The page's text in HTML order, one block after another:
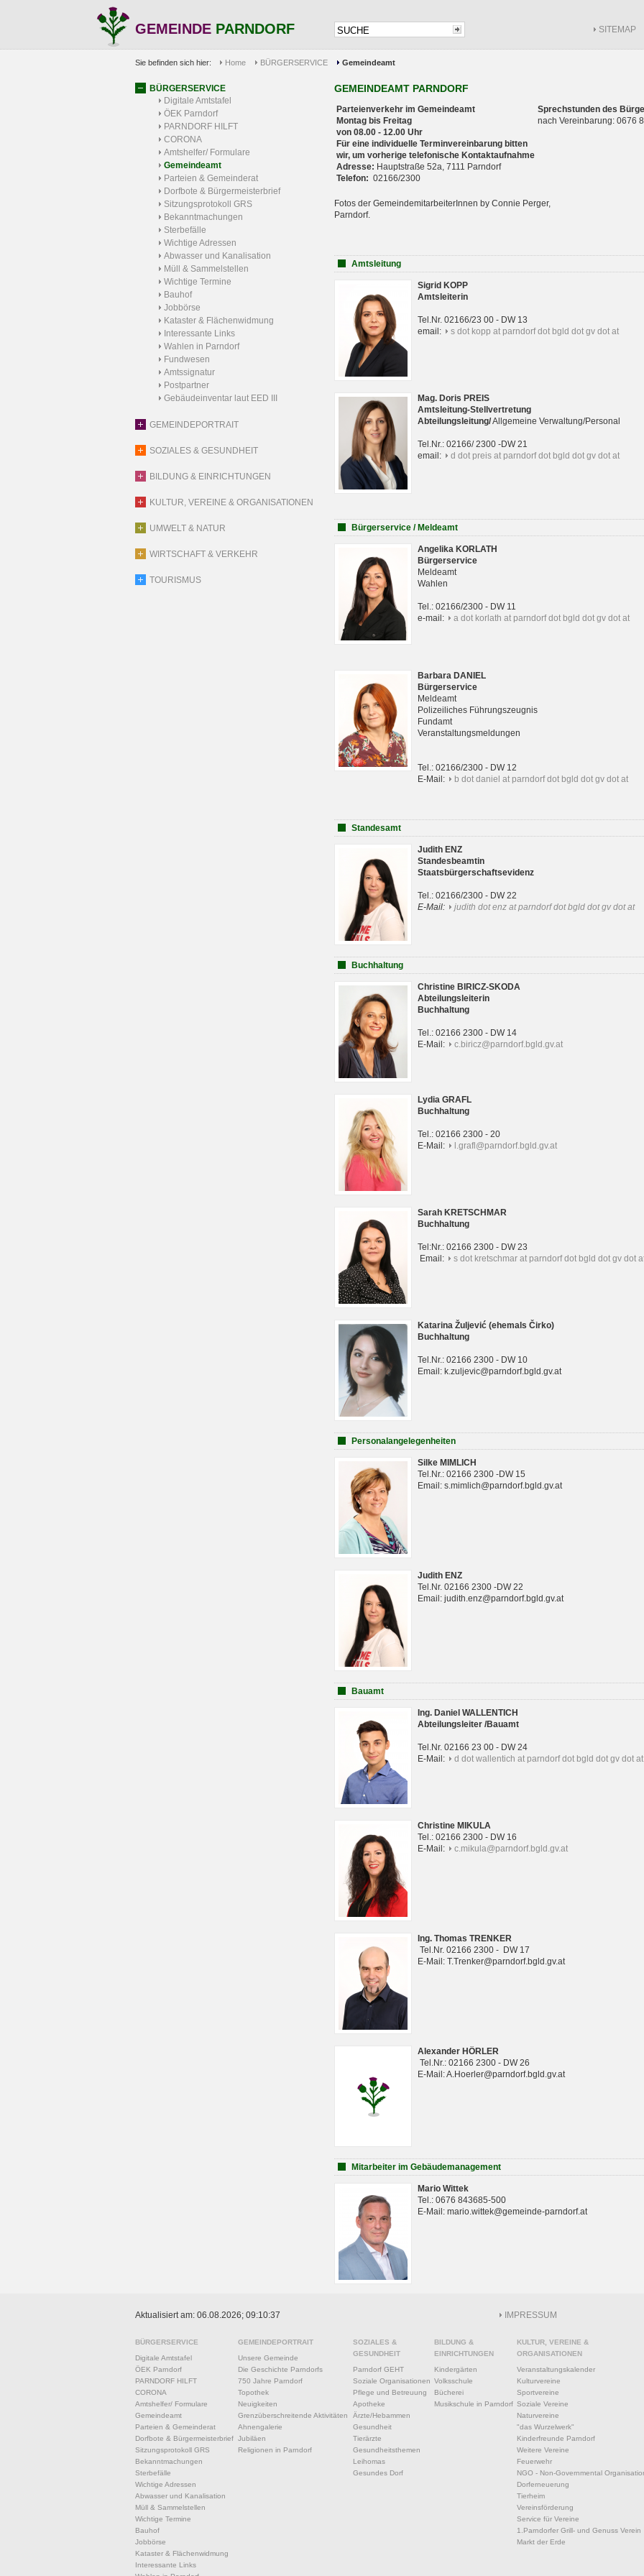
GEMEINDE PARNDORF SITEMAP
Sie befinden sich hier: Home BÜRGERSERVICE Gemeindeamt
BÜRGERSERVICE
Digitale Amtstafel
ÖEK Parndorf
PARNDORF HILFT
CORONA
Amtshelfer/ Formulare
Gemeindeamt
Parteien & Gemeinderat
Dorfbote & Bürgermeisterbrief
Sitzungsprotokoll GRS
Bekanntmachungen
Sterbefälle
Wichtige Adressen
Abwasser und Kanalisation
Müll & Sammelstellen
Wichtige Termine
Bauhof
Jobbörse
Kataster & Flächenwidmung
Interessante Links
Wahlen in Parndorf
Fundwesen
Amtssignatur
Postpartner
Gebäudeinventar laut EED III
GEMEINDEPORTRAIT
SOZIALES & GESUNDHEIT
BILDUNG & EINRICHTUNGEN
KULTUR, VEREINE & ORGANISATIONEN
UMWELT & NATUR
WIRTSCHAFT & VERKEHR
TOURISMUS
GEMEINDEAMT PARNDORF
Parteienverkehr im Gemeindeamt
Montag bis Freitag
von 08.00 - 12.00 Uhr
Für eine individuelle Terminvereinbarung bitten
wir, um vorherige telefonische Kontaktaufnahme
Adresse: Hauptstraße 52a, 7111 Parndorf
Telefon: 02166/2300
Sprechstunden des
nach Vereinbarung: 0676
Fotos der GemeindemitarbeiterInnen by Connie Perger,
Parndorf.
Amtsleitung
Sigrid KOPP
Amtsleiterin
Tel.Nr. 02166/23 00 - DW 13
email:
s dot kopp at parndorf dot bgld dot gv dot at
Mag. Doris PREIS
Amtsleitung-Stellvertretung
Abteilungsleitung/Allgemeine Verwaltung/Personal
Tel.Nr.: 02166/ 2300 -DW 21
email:
d dot preis at parndorf dot bgld dot gv dot at
Bürgerservice / Meldeamt
Angelika KORLATH
Bürgerservice
Meldeamt
Wahlen
Tel.: 02166/2300 - DW 11
e-mail:
a dot korlath at parndorf dot bgld dot gv dot at
Barbara DANIEL
Bürgerservice
Meldeamt
Polizeiliches Führungszeugnis
Fundamt
Veranstaltungsmeldungen
Tel.: 02166/2300 - DW 12
E-Mail:
b dot daniel at parndorf dot bgld dot gv dot at
Standesamt
Judith ENZ
Standesbeamtin
Staatsbürgerschaftsevidenz
Tel.: 02166/2300 - DW 22
E-Mail:
judith dot enz at parndorf dot bgld dot gv dot at
Buchhaltung
Christine BIRICZ-SKODA
Abteilungsleiterin
Buchhaltung
Tel.: 02166 2300 - DW 14
E-Mail:
c.biricz@parndorf.bgld.gv.at
Lydia GRAFL
Buchhaltung
Tel.: 02166 2300 - 20
E-Mail:
l.grafl@parndorf.bgld.gv.at
Sarah KRETSCHMAR
Buchhaltung
Tel:Nr.: 02166 2300 - DW 23
Email:
s dot kretschmar at parndorf dot bgld dot gv dot
Katarina Žuljević (ehemals Čirko)
Buchhaltung
Tel.Nr.: 02166 2300 - DW 10
Email: k.zuljevic@parndorf.bgld.gv.at
Personalangelegenheiten
Silke MIMLICH
Tel.Nr.: 02166 2300 -DW 15
Email: s.mimlich@parndorf.bgld.gv.at
Judith ENZ
Tel.Nr. 02166 2300 -DW 22
Email: judith.enz@parndorf.bgld.gv.at
Bauamt
Ing. Daniel WALLENTICH
Abteilungsleiter /Bauamt
Tel.Nr. 02166 23 00 - DW 24
E-Mail:
d dot wallentich at parndorf dot bgld dot gv dot at
Christine MIKULA
Tel.: 02166 2300 - DW 16
E-Mail:
c.mikula@parndorf.bgld.gv.at
Ing. Thomas TRENKER
Tel.Nr. 02166 2300 - DW 17
E-Mail: T.Trenker@parndorf.bgld.gv.at
Alexander HÖRLER
Tel.Nr.: 02166 2300 - DW 26
E-Mail: A.Hoerler@parndorf.bgld.gv.at
Mitarbeiter im Gebäudemanagement
Mario Wittek
Tel.: 0676 843685-500
E-Mail: mario.wittek@gemeinde-parndorf.at
Aktualisiert am: 06.08.2026; 09:10:37 IMPRESSUM
BÜRGERSERVICE
Digitale Amtstafel
ÖEK Parndorf
PARNDORF HILFT
CORONA
Amtshelfer/ Formulare
Gemeindeamt
Parteien & Gemeinderat
Dorfbote & Bürgermeisterbrief
Sitzungsprotokoll GRS
Bekanntmachungen
Sterbefälle
Wichtige Adressen
Abwasser und Kanalisation
Müll & Sammelstellen
Wichtige Termine
Bauhof
Jobbörse
Kataster & Flächenwidmung
Interessante Links
GEMEINDEPORTRAIT
Unsere Gemeinde
Die Geschichte Parndorfs
750 Jahre Parndorf
Topothek
Neuigkeiten
Grenzüberschreitende Aktivitäten
Ahnengalerie
Jubiläen
Religionen in Parndorf
SOZIALES &
GESUNDHEIT
Parndorf GEHT
Soziale Organisationen
Pflege und Betreuung
Apotheke
Ärzte/Hebammen
Gesundheit
Tierärzte
Gesundheitsthemen
Leihomas
Gesundes Dorf
BILDUNG &
EINRICHTUNGEN
Kindergärten
Volksschule
Bücherei
Musikschule in Parndorf
KULTUR, VEREINE &
ORGANISATIONEN
Veranstaltungskalender
Kulturvereine
Sportvereine
Soziale Vereine
Naturvereine
"das Wurzelwerk"
Kinderfreunde Parndorf
Weitere Vereine
Feuerwehr
NGO - Non-Governmental
Dorferneuerung
Tierheim
Vereinsförderung
Service für Vereine
1.Parndorfer Grill- und Genuss Verein
Markt der Erde